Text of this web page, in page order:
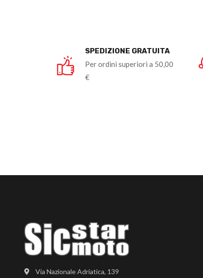
SPEDIZIONE GRATUITA
Per ordini superiori a 50,00
€
Via Nazionale Adriatica, 139